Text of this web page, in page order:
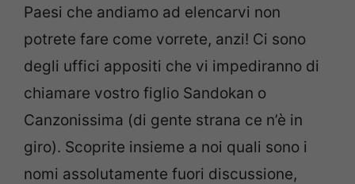
Paesi che andiamo ad elencarvi non
potrete fare come vorrete, anzi! Ci sono
degli uffici appositi che vi impediranno di
chiamare vostro figlio Sandokan o
Canzonissima (di gente strana ce n’è in
giro). Scoprite insieme a noi quali sono i
nomi assolutamente fuori discussione,